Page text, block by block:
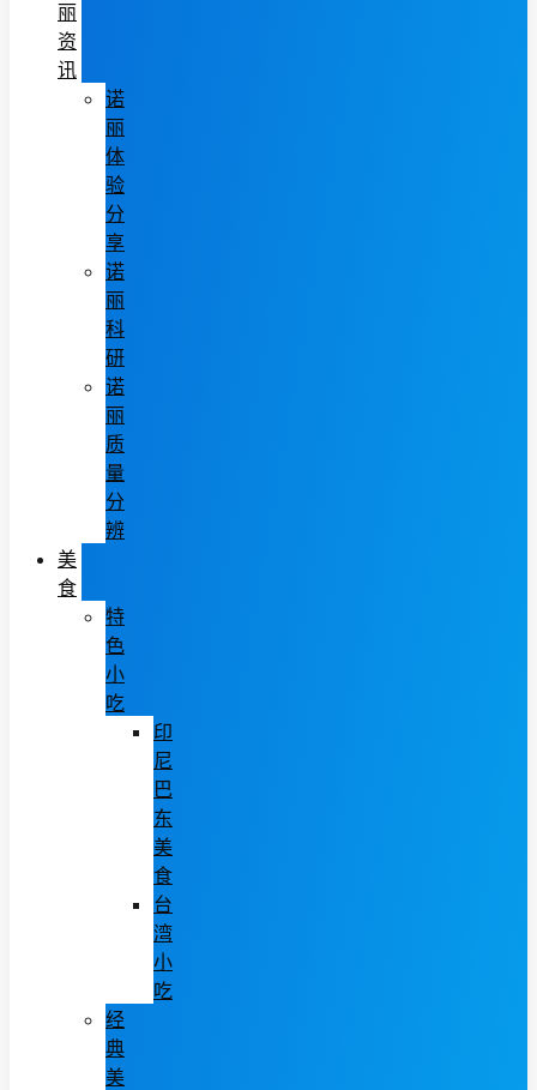
丽
资
讯
诺
丽
体
验
分
享
诺
丽
科
研
诺
丽
质
量
分
辨
美
食
特
色
小
吃
印
尼
巴
东
美
食
台
湾
小
吃
经
典
美